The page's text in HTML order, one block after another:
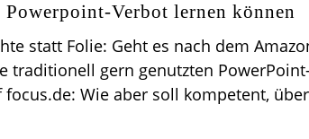
Powerpoint-Verbot lernen können
statt Folie: Geht es nach dem
traditionell gern genutzten
Wie aber soll kompetent,